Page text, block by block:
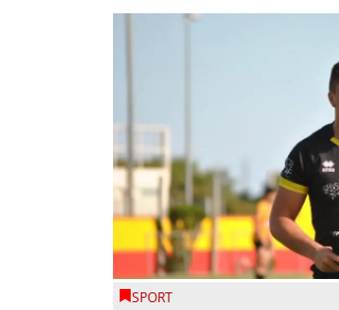
SPORT